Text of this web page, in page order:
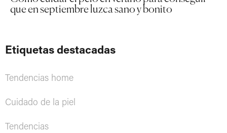
que en septiembre luzca sano y bonito
Etiquetas destacadas
Tendencias home
Cuidado de la piel
Tendencias